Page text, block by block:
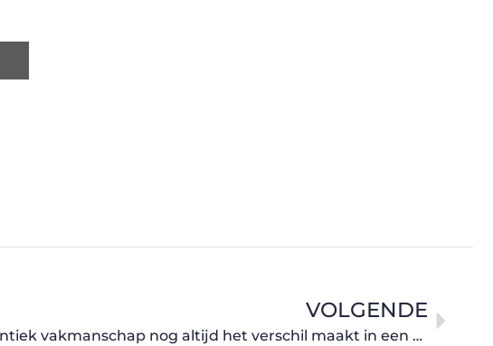
VOLGENDE
Waarom authentiek vakmanschap nog altijd het verschil maakt in een decoratiewinkel in Knokke